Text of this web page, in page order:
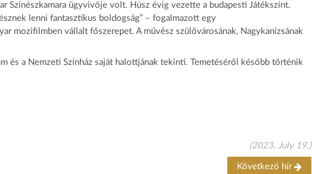
ügyvivője volt. Húsz évig vezette a budapesti Játékszínt.
lenni fantasztikus boldogság” – fogalmazott egy
mozifilmben vállalt főszerepet. A művész szülővárosának, Nagykanizsának
és a Nemzeti Színház saját halottjának tekinti. Temetéséről később történik
(2023. July 19.)
Következő hír